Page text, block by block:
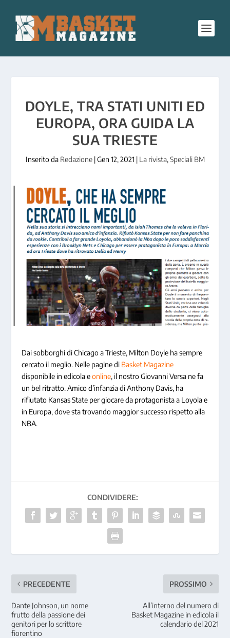
DOYLE, TRA STATI UNITI ED
EUROPA, ORA GUIDA LA
SUA TRIESTE
Inserito da Redazione|Gen 12, 2021 | La rivista, Speciali BM
Dai sobborghi di Chicago a Trieste, Milton Doyle ha sempre
cercato il meglio. Nelle pagine di Basket Magazine
disponibile in edicola eonline, il nostro Giovanni Versa ne fa
un bel ritratto. Amico d’infanzia di Anthony Davis, ha
rifiutato Kansas State per giocare da protagonista a Loyola e
in Europa, dove sta trovando maggior successo rispetto alla
NBA.
CONDIVIDERE:
PRECEDENTE
Dante Johnson, un nome
frutto della passione dei
genitori per lo scrittore
fiorentino
PROSSIMO
All’interno del numero di
Basket Magazine in edicola il
calendario del 2021